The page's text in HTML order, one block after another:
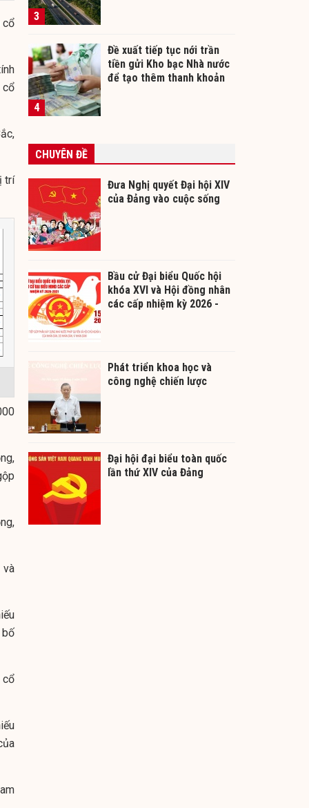
cổ
cổ
trí
và
bố
cổ
3
4
Đề xuất tiếp tục nới trần
tiền gửi Kho bạc Nhà nước
để tạo thêm thanh khoản
CHUYÊN ĐỀ
Đưa Nghị quyết Đại hội XIV
của Đảng vào cuộc sống
Bầu cử Đại biểu Quốc hội
khóa XVI và Hội đồng nhân
các cấp nhiệm kỳ 2026 -
Phát triển khoa học và
công nghệ chiến lược
Đại hội đại biểu toàn quốc
lần thứ XIV của Đảng